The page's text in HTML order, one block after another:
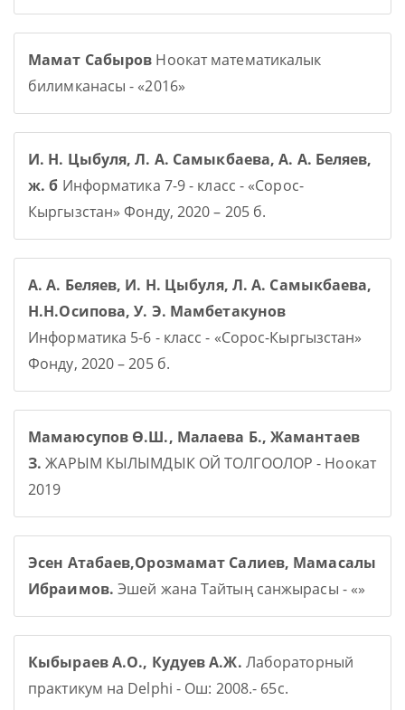
Мамат Сабыров Ноокат математикалык
билимканасы - «2016»
И. Н. Цыбуля, Л. А. Самыкбаева, А. А. Беляев,
ж. б Информатика 7-9 - класс - «Сорос-
Кыргызстан» Фонду, 2020 – 205 б.
А. А. Беляев, И. Н. Цыбуля, Л. А. Самыкбаева,
Н.Н.Осипова, У. Э. Мамбетакунов
Информатика 5-6 - класс - «Сорос-Кыргызстан»
Фонду, 2020 – 205 б.
Мамаюсупов Ө.Ш., Малаева Б., Жамантаев
З. ЖАРЫМ КЫЛЫМДЫК ОЙ ТОЛГООЛОР - Ноокат
2019
Эсен Атабаев,Орозмамат Салиев, Мамасалы
Ибраимов. Эшей жана Тайтың санжырасы - «»
Кыбыраев А.О., Кудуев А.Ж. Лабораторный
практикум на Delphi - Ош: 2008.- 65с.